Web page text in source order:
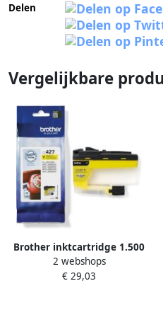
Delen
Vergelijkbare
Brother inktcartridge 1.500
pagina&apos;s OEM LC-427Y
geel
2 webshops
€ 29,03